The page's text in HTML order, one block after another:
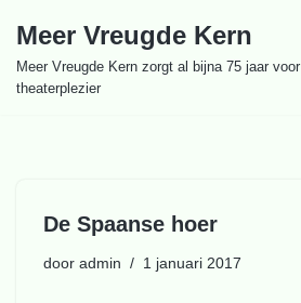
Ga
naar
Meer Vreugde Kern
Meer Vreugde Kern zorgt al bijna 75 jaar voor
theaterplezier
De Spaanse hoer
door admin 1 januari 2017